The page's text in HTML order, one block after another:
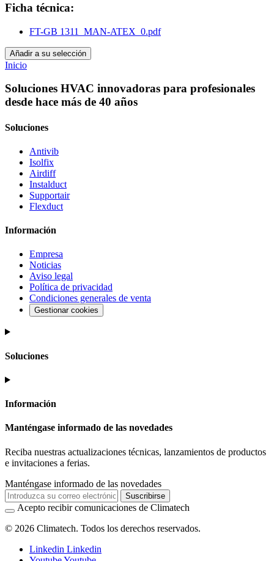
Ficha técnica:
FT-GB 1311_MAN-ATEX_0.pdf
Añadir a su selección
Inicio
Soluciones HVAC innovadoras para profesionales
desde hace más de 40 años
Soluciones
Antivib
Isolfix
Airdiff
Instalduct
Supportair
Flexduct
Información
Empresa
Noticias
Aviso legal
Política de privacidad
Condiciones generales de venta
Gestionar cookies
Soluciones
Información
Manténgase informado de las novedades
Reciba nuestras actualizaciones técnicas, lanzamientos de productos
e invitaciones a ferias.
Manténgase informado de las novedades
Suscribirse
Acepto recibir comunicaciones de Climatech
© 2026 Climatech. Todos los derechos reservados.
Linkedin Linkedin